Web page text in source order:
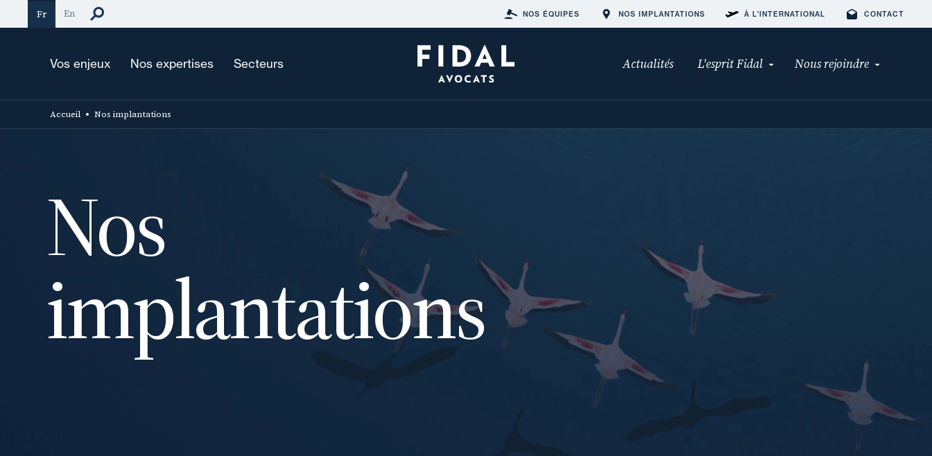
au
Fr En NOS ÉQUIPES NOS IMPLANTATIONS À L'INTERNATIONAL CONTACT
Vos enjeux Nos expertises Secteurs Actualités L'esprit Fidal Nous rejoindre
Accueil Nos implantations
Nos
implantations